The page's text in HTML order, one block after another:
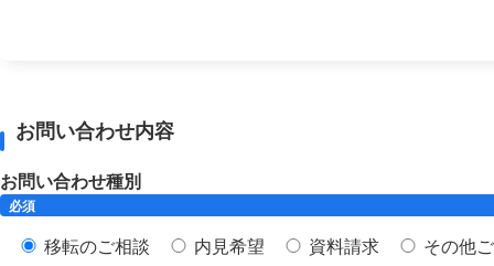
お問い合わせ内容
お問い合わせ種別
必須
移転のご相談 内見希望 資料請求 その他